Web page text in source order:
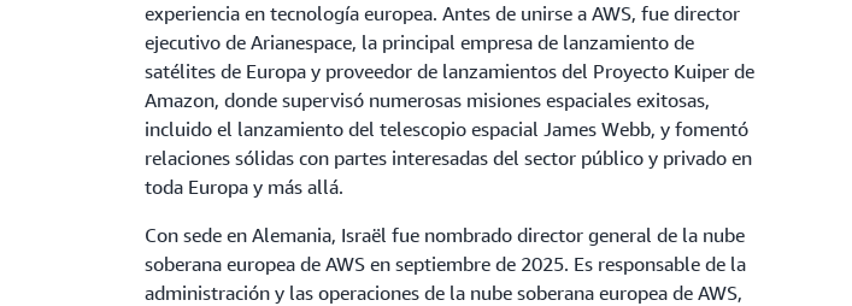
experiencia en tecnología europea. Antes de unirse a AWS, fue director
ejecutivo de Arianespace, la principal empresa de lanzamiento de
satélites de Europa y proveedor de lanzamientos del Proyecto Kuiper de
Amazon, donde supervisó numerosas misiones espaciales exitosas,
incluido el lanzamiento del telescopio espacial James Webb, y fomentó
relaciones sólidas con partes interesadas del sector público y privado en
toda Europa y más allá.
Con sede en Alemania, Israël fue nombrado director general de la nube
soberana europea de AWS en septiembre de 2025. Es responsable de la
administración y las operaciones de la nube soberana europea de AWS,